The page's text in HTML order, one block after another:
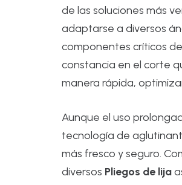
de las soluciones más
adaptarse a diversos
componentes críticos
constancia en el corte
manera rápida,
Aunque el uso
tecnología de
más fresco y seguro.
diversos Pliegos de lija